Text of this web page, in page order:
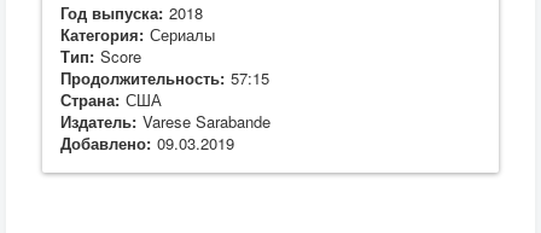
Год выпуска: 2018
Категория: Сериалы
Тип: Score
Продолжительность: 57:15
Страна: США
Издатель: Varese Sarabande
Добавлено: 09.03.2019